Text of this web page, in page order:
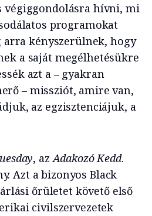
végiggondolásra hívni, mi
programokat
kényszerülnek, hogy
a saját megélhetésükre
azt a – gyakran
– missziót, amire van,
az egzisztenciájuk, a
, azAdakozó Kedd.
Azt a bizonyos Black
őrületet követő első
civilszervezetek